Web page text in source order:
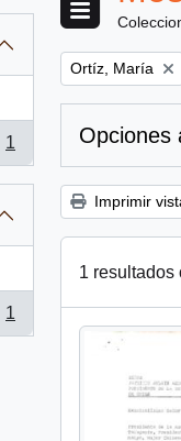
1
1
Remove filter:
Ortíz, María
Opciones
Imprimir
1 resultados